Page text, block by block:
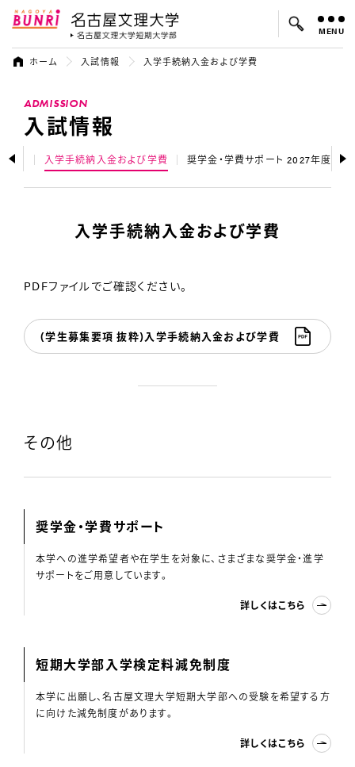
名古屋文理大学 名古屋文理大
よく検索されているキーワード：
MENU
ホーム 入試情報 入学手続納入金および学費
ADMISSION
入試情報
入学手続納入金および学費 奨学金・学費サポート 2027年度(令
入学手続納入金および学費
PDFファイルでご確認ください。
(学生募集要項 抜粋)入学手続納入金および学費
その他
奨学金・学費サポート
本学への進学希望者や在学生を対象に、さまざまな奨学金・進学
サポートをご用意しています。
詳しくはこちら
短期大学部入学検定料減免制度
本学に出願し、名古屋文理大学短期大学部への受験を希望する方
に向けた減免制度があります。
詳しくはこちら